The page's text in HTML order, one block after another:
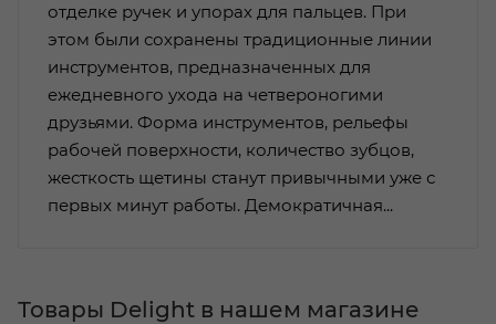
отделке ручек и упорах для пальцев. При
этом были сохранены традиционные линии
инструментов, предназначенных для
ежедневного ухода на четвероногими
друзьями. Форма инструментов, рельефы
рабочей поверхности, количество зубцов,
жесткость щетины станут привычными уже с
первых минут работы. Демократичная...
Товары Delight в нашем магазине